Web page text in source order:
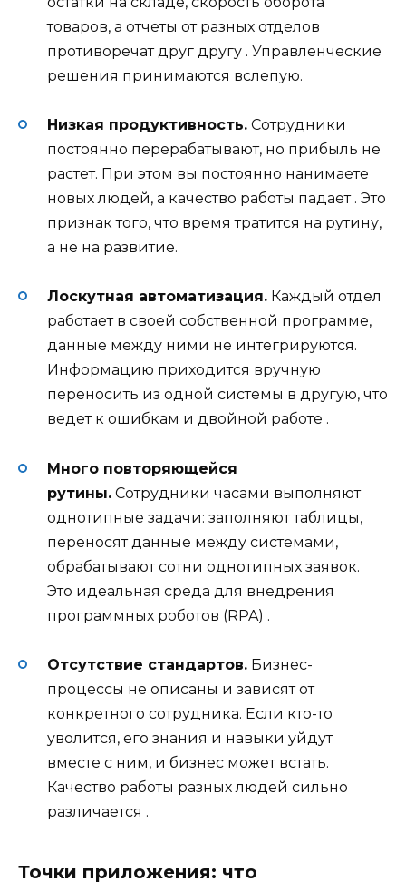
товаров, а отчеты от разных отделов
противоречат друг другу . Управленческие
решения принимаются вслепую.
Низкая продуктивность. Сотрудники
постоянно перерабатывают, но прибыль не
растет. При этом вы постоянно нанимаете
новых людей, а качество работы падает . Это
признак того, что время тратится на рутину,
а не на развитие.
Лоскутная автоматизация. Каждый отдел
работает в своей собственной программе,
данные между ними не интегрируются.
Информацию приходится вручную
переносить из одной системы в другую, что
ведет к ошибкам и двойной работе .
Много повторяющейся
рутины. Сотрудники часами выполняют
однотипные задачи: заполняют таблицы,
переносят данные между системами,
обрабатывают сотни однотипных заявок.
Это идеальная среда для внедрения
программных роботов (RPA) .
Отсутствие стандартов. Бизнес-
процессы не описаны и зависят от
конкретного сотрудника. Если кто-то
уволится, его знания и навыки уйдут
вместе с ним, и бизнес может встать.
Качество работы разных людей сильно
различается .
Точки приложения: что